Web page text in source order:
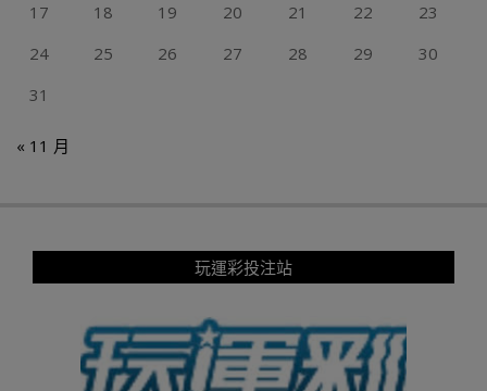
17
18 19 20 21 22
23
24
25 26 27 28 29
30
31
« 11 月
玩運彩投注站